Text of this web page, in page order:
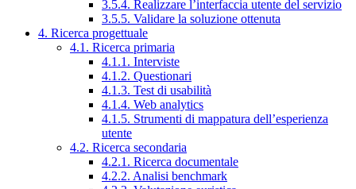
3.5.4. Realizzare l’interfaccia utente del servizio
3.5.5. Validare la soluzione ottenuta
4. Ricerca progettuale
4.1. Ricerca primaria
4.1.1. Interviste
4.1.2. Questionari
4.1.3. Test di usabilità
4.1.4. Web analytics
4.1.5. Strumenti di mappatura dell’esperienza
utente
4.2. Ricerca secondaria
4.2.1. Ricerca documentale
4.2.2. Analisi benchmark